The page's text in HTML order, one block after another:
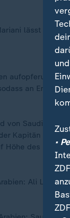
lässt die
an
von Saudi-
Kapitän die
Höhe des
Ali Lajami
•